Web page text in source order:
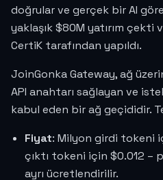
doğrular ve gerçek bir AI
yaklaşık $80M yatırım çekti
CertiK tarafından yapıldı.
JoinGonka Gateway, ağ
API anahtarı sağlayan ve
kabul eden bir ağ geçididir.
Fiyat: Milyon girdi tokeni
çıktı tokeni için $0.012 –
ayrı ücretlendirilir.